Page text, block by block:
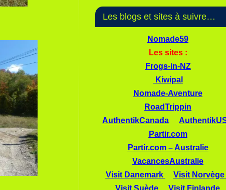
Les blogs et sites à suivre…
Nomade59
Les sites :
Frogs-in-NZ
Kiwipal
Nomade-Aventure
RoadTrippin
AuthentikCanada
Partir.com
Partir.com – Australie
VacancesAustralie
Visit Danemark
Visit Norvège
Visit Suède
Visit Finlande